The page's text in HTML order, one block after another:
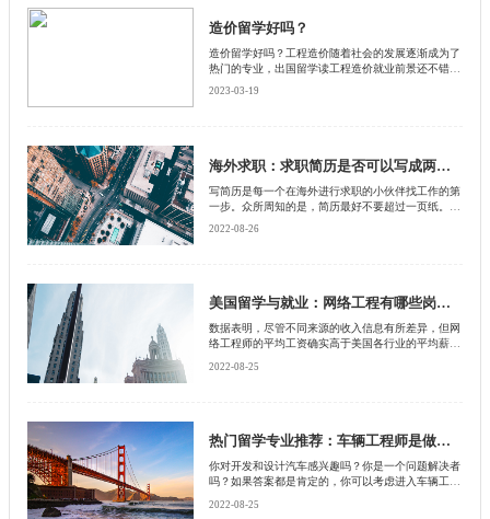
签，允许外国公民在等待永久居留权(Permanent
Residence, PR)申请期间继续在加拿大合法就业。
造价留学好吗？
造价留学好吗？工程造价随着社会的发展逐渐成为了
热门的专业，出国留学读工程造价就业前景还不错。
2023-03-19
海外求职：求职简历是否可以写成两页？
写简历是每一个在海外进行求职的小伙伴找工作的第
一步。众所周知的是，简历最好不要超过一页纸。你
人，以及大部分职业生涯都在同一家公司工作的资深
专业人士。
2022-08-26
美国留学与就业：网络工程有哪些岗位？薪资水平是多少？
数据表明，尽管不同来源的收入信息有所差异，但网
络工程师的平均工资确实高于美国各行业的平均薪资
2022-08-25
热门留学专业推荐：车辆工程师是做什么的？
你对开发和设计汽车感兴趣吗？你是一个问题解决者
吗？如果答案都是肯定的，你可以考虑进入车辆工程
2022-08-25